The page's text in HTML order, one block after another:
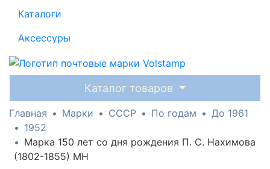
Каталоги
Аксессуры
Каталог товаров
Главная Марки СССР По годам
До 1961
1952
Марка 150 лет со дня рождения П. С. Нахимова
(1802-1855) MH